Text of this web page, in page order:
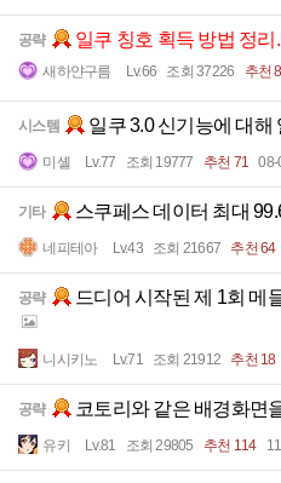
공략 일쿠 칭호 획득 방법 정리.
새하얀구름 Lv.66 조회 37226 추천
시스템 일쿠 3.0 신기능에 대해
미셸 Lv.77 조회 19777 추천 71 08-
기타 스쿠페스 데이터 최대
네피테아 Lv.43 조회 21667 추천 64
공략 드디어 시작된 제 1회 메
니시키노 Lv.71 조회 21912 추천 18
공략 코토리와 같은 배경화면
유키 Lv.81 조회 29805 추천 114